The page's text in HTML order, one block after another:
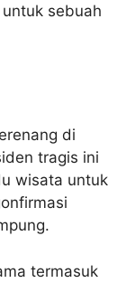
sebuah
di
tragis ini
wisata untuk
termasuk